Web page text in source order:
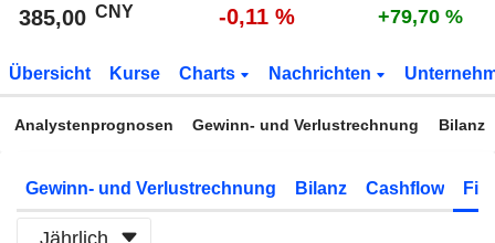
385,00 CNY -0,11 % +79,70 %
Übersicht Kurse Charts Nachrichten
Analystenprognosen Gewinn- und Verlustrechnung Bilanz
Gewinn- und Verlustrechnung Bilanz Cashflow
Jährlich